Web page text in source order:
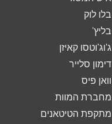
בלו לוק
בליץ'
ג'וג'וטסו קאיזן
דימון סלייר
וואן פיס
מחברת המוות
מתקפת הטיטאנים